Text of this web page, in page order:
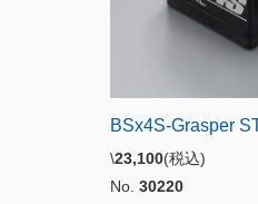
BSx4S-Grasper
\23,100(税込)
No. 30220